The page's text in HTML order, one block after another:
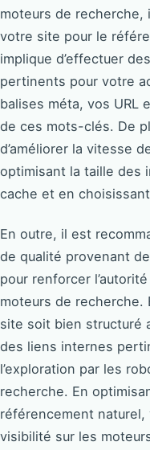
moteurs de recherche,
votre site pour le
implique d’effectuer
pertinents pour votre
balises méta, vos URL
de ces mots-clés. De
d’améliorer la vitesse
optimisant la taille des
cache et en
En outre, il est
de qualité provenant
pour renforcer
moteurs de recherche.
site soit bien structuré
des liens internes
l’exploration par les
recherche. En
référencement naturel,
visibilité sur les